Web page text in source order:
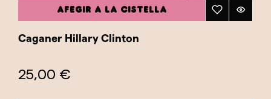
AFEGIR A LA CISTELLA
Caganer Hillary Clinton
25,00 €